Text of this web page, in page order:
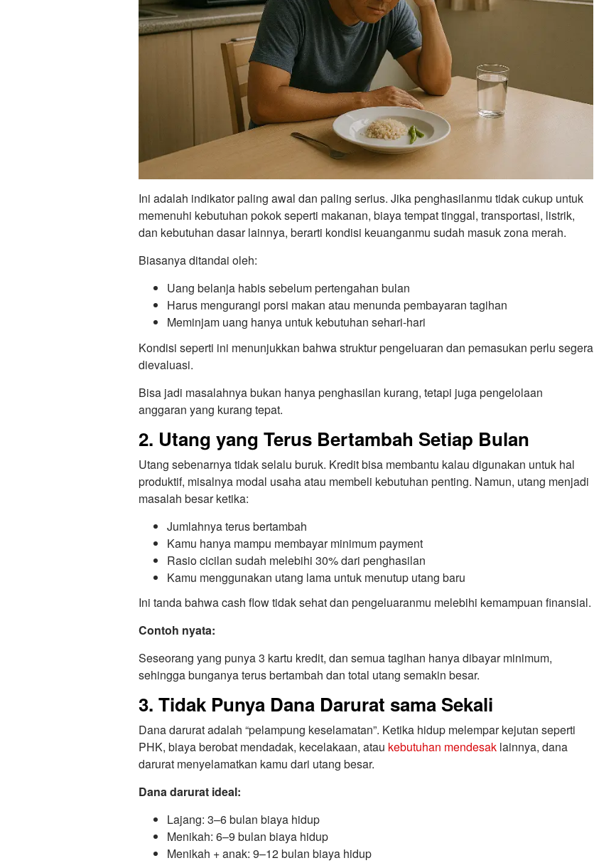
Ini adalah indikator paling awal dan paling serius. Jika penghasilanmu tidak cukup untuk
memenuhi kebutuhan pokok seperti makanan, biaya tempat tinggal, transportasi, listrik,
dan kebutuhan dasar lainnya, berarti kondisi keuanganmu sudah masuk zona merah.
Biasanya ditandai oleh:
Uang belanja habis sebelum pertengahan bulan
Harus mengurangi porsi makan atau menunda pembayaran tagihan
Meminjam uang hanya untuk kebutuhan sehari-hari
Kondisi seperti ini menunjukkan bahwa struktur pengeluaran dan pemasukan perlu segera
dievaluasi.
Bisa jadi masalahnya bukan hanya penghasilan kurang, tetapi juga pengelolaan
anggaran yang kurang tepat.
2. Utang yang Terus Bertambah Setiap Bulan
Utang sebenarnya tidak selalu buruk. Kredit bisa membantu kalau digunakan untuk hal
produktif, misalnya modal usaha atau membeli kebutuhan penting. Namun, utang menjadi
masalah besar ketika:
Jumlahnya terus bertambah
Kamu hanya mampu membayar minimum payment
Rasio cicilan sudah melebihi 30% dari penghasilan
Kamu menggunakan utang lama untuk menutup utang baru
Ini tanda bahwa cash flow tidak sehat dan pengeluaranmu melebihi kemampuan finansial.
Contoh nyata:
Seseorang yang punya 3 kartu kredit, dan semua tagihan hanya dibayar minimum,
sehingga bunganya terus bertambah dan total utang semakin besar.
3. Tidak Punya Dana Darurat sama Sekali
Dana darurat adalah “pelampung keselamatan”. Ketika hidup melempar kejutan seperti
PHK, biaya berobat mendadak, kecelakaan, atau kebutuhan mendesak lainnya, dana
darurat menyelamatkan kamu dari utang besar.
Dana darurat ideal:
Lajang: 3–6 bulan biaya hidup
Menikah: 6–9 bulan biaya hidup
Menikah + anak: 9–12 bulan biaya hidup